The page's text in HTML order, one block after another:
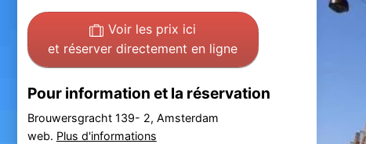
Voir les prix ici
et réserver directement en ligne
Pour information et la réservation
Brouwersgracht 139- 2, Amsterdam
web. Plus d'informations